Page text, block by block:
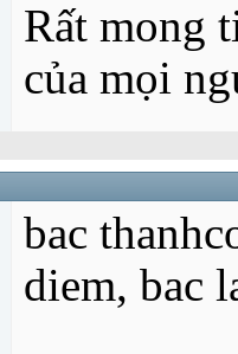
Rất mong
của mọi
bac
diem, bac